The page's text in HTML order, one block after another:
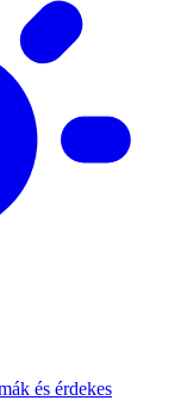
és érdekes